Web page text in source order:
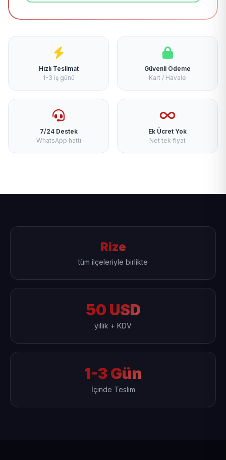
Hızlı Teslimat
1-3 iş günü
Güvenli Ödeme
Kart / Havale
7/24 Destek
WhatsApp hattı
Ek Ücret Yok
Net tek fiyat
Rize
tüm ilçeleriyle birlikte
50 USD
yıllık + KDV
1-3 Gün
İçinde Teslim